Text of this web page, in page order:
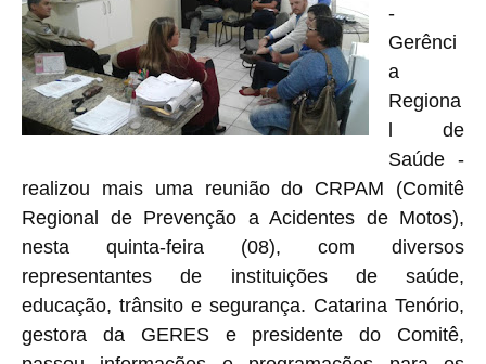
-
Gerênci
a
Regiona
l de
Saúde -
realizou mais uma reunião do CRPAM (Comitê
Regional de Prevenção a Acidentes de Motos),
nesta quinta-feira (08), com diversos
representantes de instituições de saúde,
educação, trânsito e segurança. Catarina Tenório,
gestora da GERES e presidente do Comitê,